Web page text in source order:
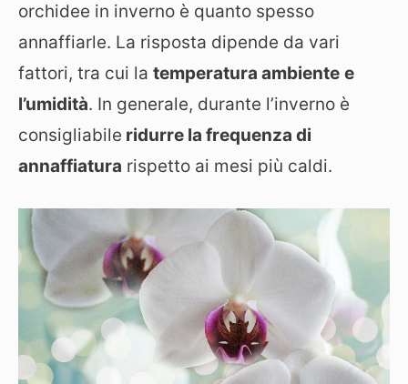
orchidee in inverno è quanto spesso
annaffiarle. La risposta dipende da vari
fattori, tra cui la temperatura ambiente e
l’umidità. In generale, durante l’inverno è
consigliabile ridurre la frequenza di
annaffiatura rispetto ai mesi più caldi.